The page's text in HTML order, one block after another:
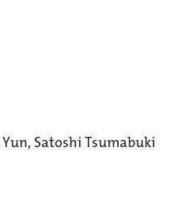
Satoshi Tsumabuki